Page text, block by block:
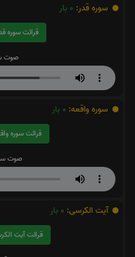
سوره قدر: 0 بار
قرائت سوره قدر را تقبل میکنم
صوت
سوره واقعه: 0 بار
قرائت سوره واقعه را تقبل میکنم
صوت
آیت الکرسی: 0 بار
قرائت آیت الکرسی را تقبل میکنم